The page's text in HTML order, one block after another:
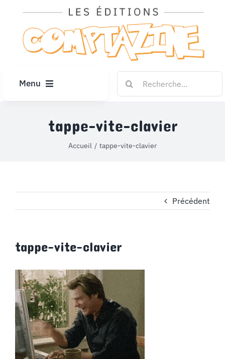
contenu
Menu
LE KIOSQUE
MON COMPTE
PANIER
STUDORIA
tappe-vite-clavier
Accueil tappe-vite-clavier
Précédent
tappe-vite-clavier